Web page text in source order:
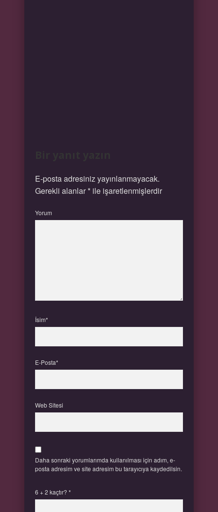
E-posta adresiniz yayınlanmayacak.
Gerekli alanlar*ile işaretlenmişlerdir
Yorum
İsim*
E-Posta*
Web Sitesi
Daha sonraki yorumlarımda kullanılması için adım, e-
posta adresim ve site adresim bu tarayıcıya kaydedilsin.
6 + 2 kaçtır? *